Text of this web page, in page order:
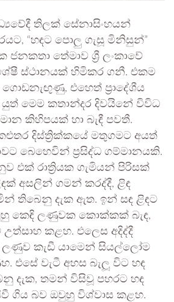
තිලක් සේනාසිංහයන්
“හඳට පොලු ගැසූ මිනිසුන්”
ජනකතා තේමාව ශ්‍රී ලංකාවේ
ස්ථානයක් හිමිකර ගනී. එකම
එහෙත් ප්‍රාදේශීය
මෙම කතාන්දර දිවයිනේ විවිධ
කිහිපයක් හා බැඳී පවතී.
දිස්ත්‍රික්කයේ මතුගමට අයත්
බෙහෙවින් ප්‍රසිද්ධ ගම්මානයකි.
එක් රාත්‍රියක ගැමියන් පිරිසක්
අසලින් ගමන් කරද්දී, ළිඳ
තිබෙනු දැක ඇත. ඉන් සඳ ළිඳට
කෙඳි ලණුවක කොක්කක් බැඳ,
කළහ. එලෙස අදිද්දී
කැඩී යාමෙන් සියල්ලෝම
එසේ වැටී අහස බැලූ විට හඳ
දැක, තමන් විසිවූ පහරට හඳ
ගිය බව ඔවුහු විශ්වාස කළහ.